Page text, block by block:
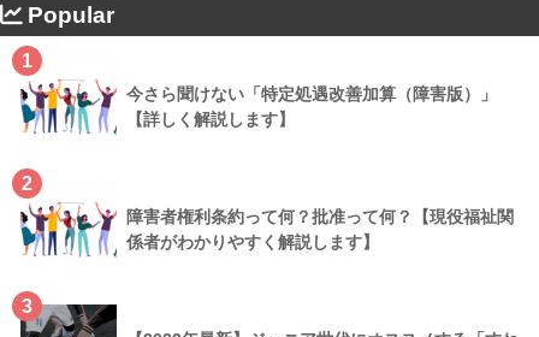
Popular
1
今さら聞けない「特定処遇改善加算（障害版）」
【詳しく解説します】
2
障害者権利条約って何？批准って何？【現役福祉関
係者がわかりやすく解説します】
3